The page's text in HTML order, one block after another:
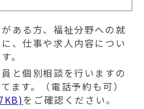
ある方、福祉分野への就
、仕事や求人内容につい
。
と個別相談を行いますの
ます。（電話予約も可）
をご確認ください。